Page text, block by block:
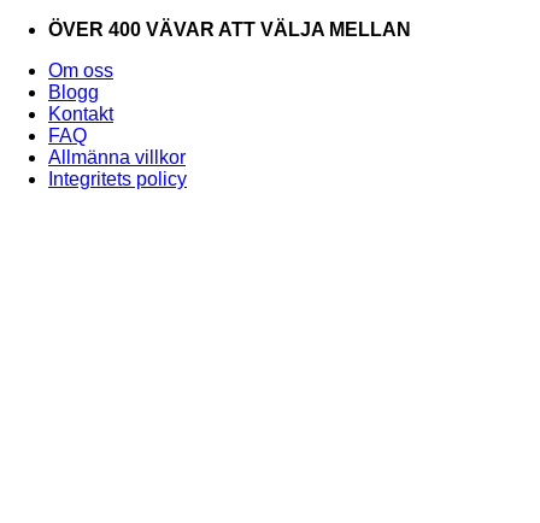
Skip
content
ÖVER 400 VÄVAR ATT VÄLJA MELLAN
Om oss
Blogg
Kontakt
FAQ
Allmänna villkor
Integritets policy